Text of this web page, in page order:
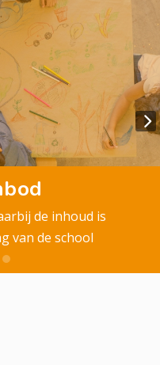
de inhoud is
van de school